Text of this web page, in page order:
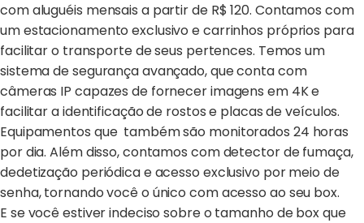
com aluguéis mensais a partir de R$ 120. Contamos com
um estacionamento exclusivo e carrinhos próprios para
facilitar o transporte de seus pertences. Temos um
sistema de segurança avançado, que conta com
câmeras IP capazes de fornecer imagens em 4K e
facilitar a identificação de rostos e placas de veículos.
Equipamentos que também são monitorados 24 horas
por dia. Além disso, contamos com detector de fumaça,
dedetização periódica e acesso exclusivo por meio de
senha, tornando você o único com acesso ao seu box.
E se você estiver indeciso sobre o tamanho de box que